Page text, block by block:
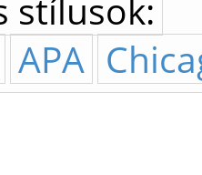
stílusok:
APA